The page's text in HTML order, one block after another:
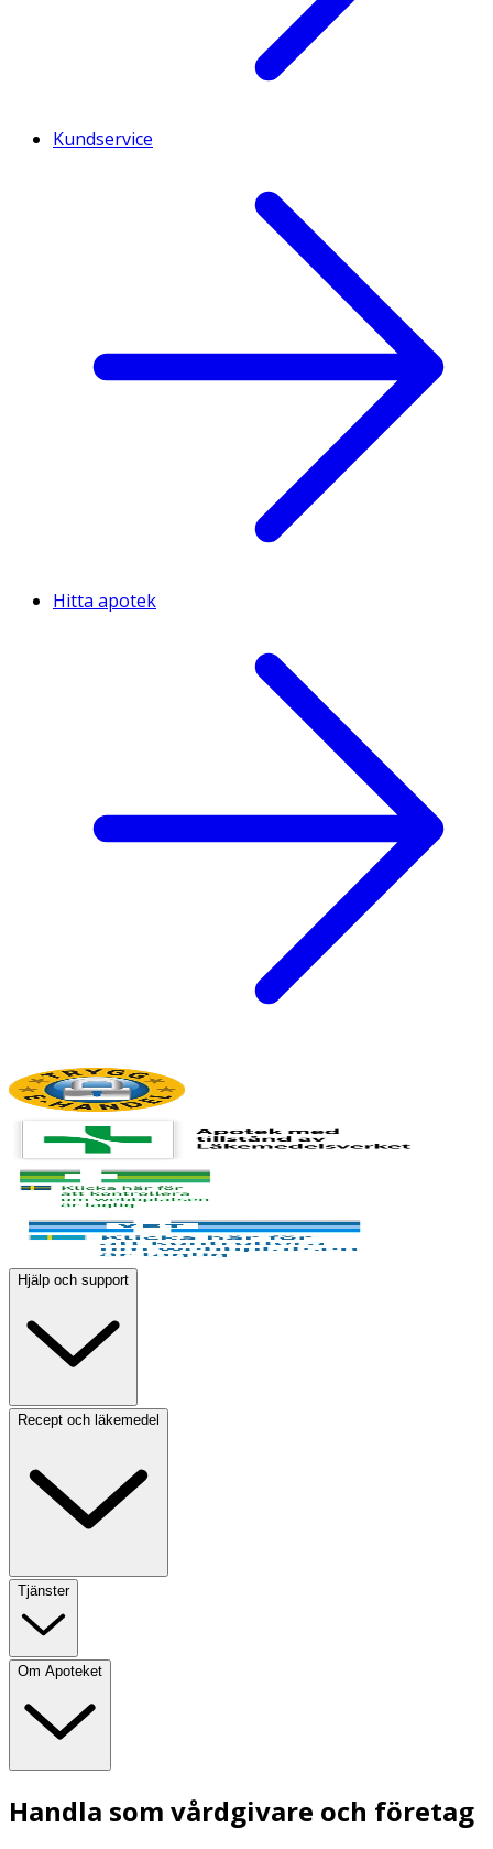
Kundservice
Hitta apotek
Hjälp och support
Recept och läkemedel
Tjänster
Om Apoteket
Handla som vårdgivare och företag